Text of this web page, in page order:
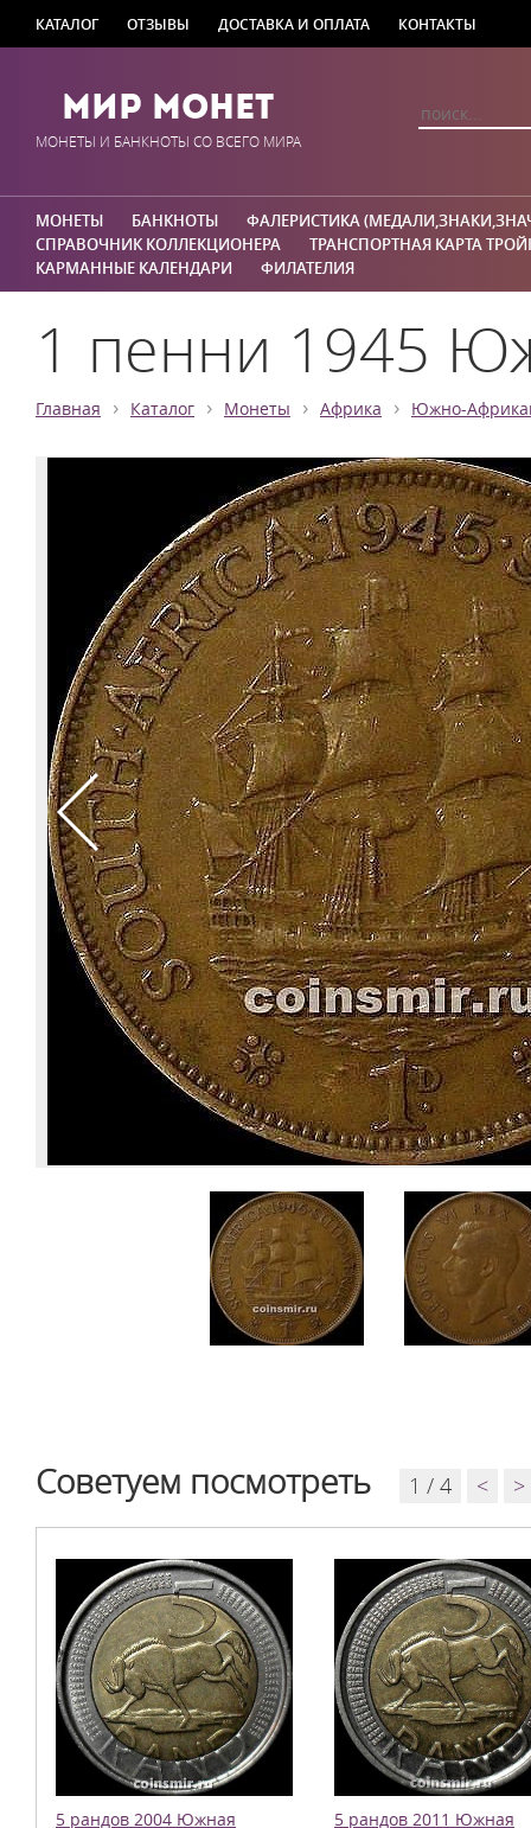
КАТАЛОГ ОТЗЫВЫ ДОСТАВКА И ОПЛАТА КОНТАКТЫ
Мир Монет
МОНЕТЫ И БАНКНОТЫ СО ВСЕГО МИРА
МОНЕТЫ БАНКНОТЫ
ФАЛЕРИСТИКА
СПРАВОЧНИК КОЛЛЕКЦИОНЕРА
ТРАНСПОРТНАЯ КАРТА
КАРМАННЫЕ КАЛЕНДАРИ
ФИЛАТЕЛИЯ
1 пенни 1945
Главная › Каталог › Монеты › Африка › Южно-
Советуем посмотреть 1 / 4 < >
5 рандов 2004 Южная
5 рандов 2011 Южная